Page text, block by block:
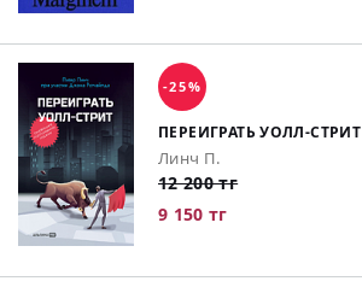
-25%
ПЕРЕИГРАТЬ УОЛЛ-СТРИТ
Линч П.
12 200 тг
9 150 тг